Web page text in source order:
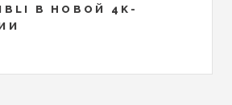
В НОВОЙ 4K-